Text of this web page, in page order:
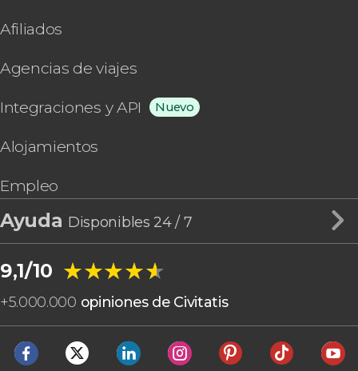
Afiliados
Agencias de viajes
Integraciones y API Nuevo
Alojamientos
Empleo
Ayuda Disponibles 24 / 7
9,1/10 ★★★★★
★★★★★
+5.000.000 opiniones de Civitatis